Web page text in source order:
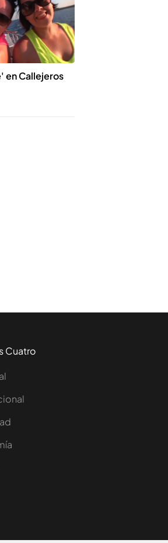
en Callejeros
Cuatro